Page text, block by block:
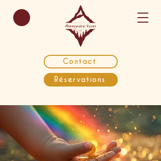
Contact
Réservations